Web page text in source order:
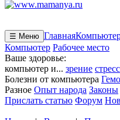
☰ Меню Главная
Компьютер Рабочее место
Ваше здоровье:
компьютер и... зрение стресс
Болезни от компьютера
Разное Опыт народа Законы
Прислать статью Форум